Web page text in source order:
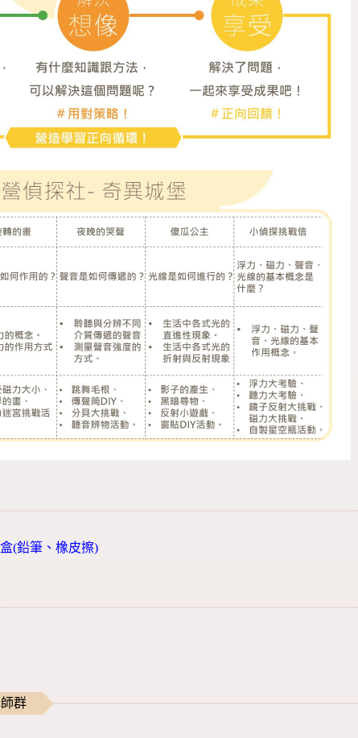
(鉛筆、橡皮擦)
群